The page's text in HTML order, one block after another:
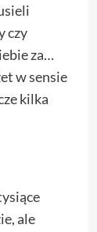
czy
za…
w sensie
kilka
ale